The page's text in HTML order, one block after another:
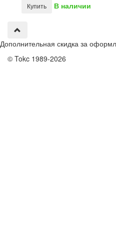
Купить В наличии
Дополнительная скидка за
© Tokc 1989-2026